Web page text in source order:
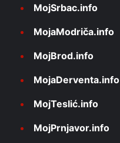
MojSrbac.info
MojaModriča.info
MojBrod.info
MojaDerventa.info
MojTeslić.info
MojPrnjavor.info